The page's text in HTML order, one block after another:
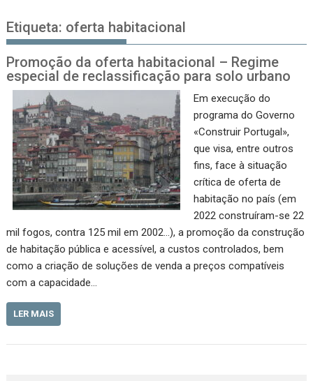
Etiqueta: oferta habitacional
Promoção da oferta habitacional – Regime
especial de reclassificação para solo urbano
Em execução do
programa do Governo
«Construir Portugal»,
que visa, entre outros
fins, face à situação
crítica de oferta de
habitação no país (em
2022 construíram-se 22
mil fogos, contra 125 mil em 2002…), a promoção da construção
de habitação pública e acessível, a custos controlados, bem
como a criação de soluções de venda a preços compatíveis
com a capacidade…
LER MAIS